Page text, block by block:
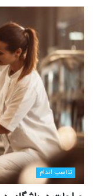
تناسب اندام